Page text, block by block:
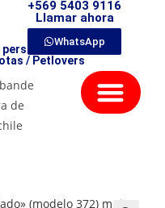
+569 5403 9116
Llamar ahora
WhatsApp
/ Petlovers